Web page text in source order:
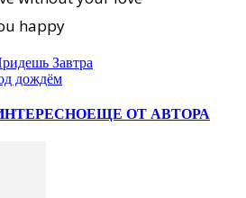
happy
Завтра
дождём
ЕЩЕ ОТ АВТОРА